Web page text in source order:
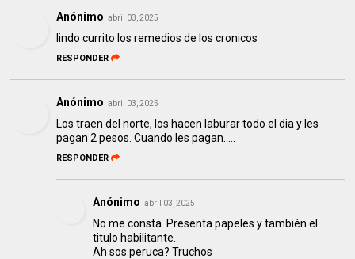
Anónimo abril 03, 2025
lindo currito los remedios de los cronicos
RESPONDER
Anónimo abril 03, 2025
Los traen del norte, los hacen laburar todo el dia y les
pagan 2 pesos. Cuando les pagan.....
RESPONDER
Anónimo abril 03, 2025
No me consta. Presenta papeles y también el
titulo habilitante.
Ah sos peruca? Truchos